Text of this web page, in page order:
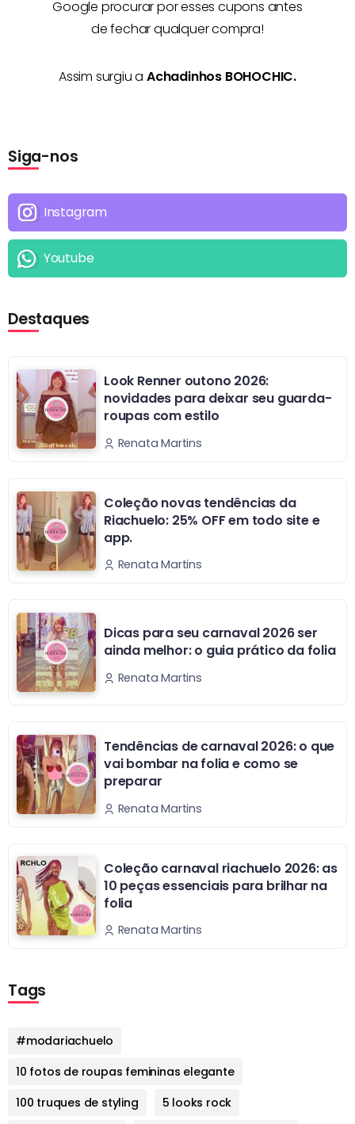
Google procurar por esses cupons antes
de fechar qualquer compra!
Assim surgiu a Achadinhos BOHOCHIC.
Siga-nos
Instagram
Youtube
Destaques
Look Renner outono 2026:
novidades para deixar seu guarda-
roupas com estilo
Renata Martins
Coleção novas tendências da
Riachuelo: 25% OFF em todo site e
app.
Renata Martins
Dicas para seu carnaval 2026 ser
ainda melhor: o guia prático da folia
Renata Martins
Tendências de carnaval 2026: o que
vai bombar na folia e como se
preparar
Renata Martins
Coleção carnaval riachuelo 2026: as
10 peças essenciais para brilhar na
folia
Renata Martins
Tags
#modariachuelo
10 fotos de roupas femininas elegante
100 truques de styling
5 looks rock